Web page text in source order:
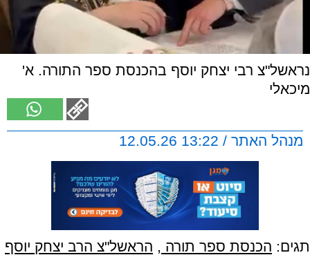
נראשל"צ רבי יצחק יוסף בהכנסת ספר התורה. א'
מיכאלי
מנהל האתר / 13:22 12.05.26
תגים: הכנסת ספר תורה , הראשל"צ הרב יצחק יוסף